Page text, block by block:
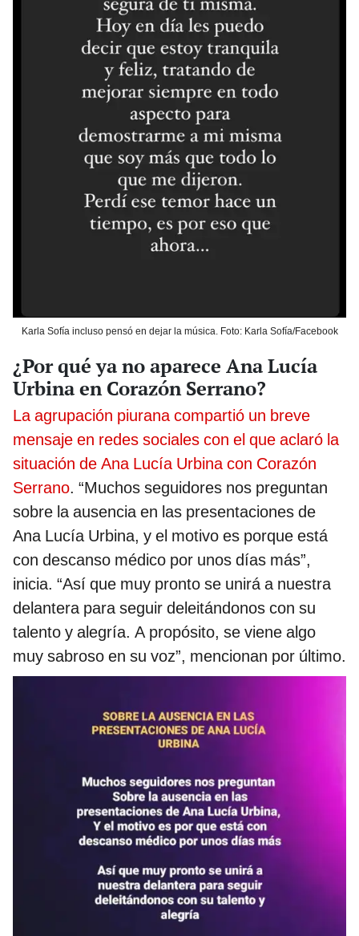
Karla Sofía incluso pensó en dejar la música. Foto: Karla Sofía/Facebook
¿Por qué ya no aparece Ana Lucía
Urbina en Corazón Serrano?
La agrupación piurana compartió un breve
mensaje en redes sociales con el que aclaró la
situación de Ana Lucía Urbina con Corazón
Serrano. “Muchos seguidores nos preguntan
sobre la ausencia en las presentaciones de
Ana Lucía Urbina, y el motivo es porque está
con descanso médico por unos días más”,
inicia. “Así que muy pronto se unirá a nuestra
delantera para seguir deleitándonos con su
talento y alegría. A propósito, se viene algo
muy sabroso en su voz”, mencionan por último.